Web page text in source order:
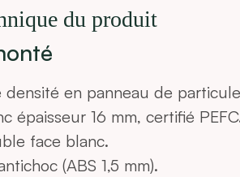
meuble
monté
quantity
du produit
densité en panneau de
épaisseur 16 mm, certifié
face blanc.
(ABS 1,5 mm).